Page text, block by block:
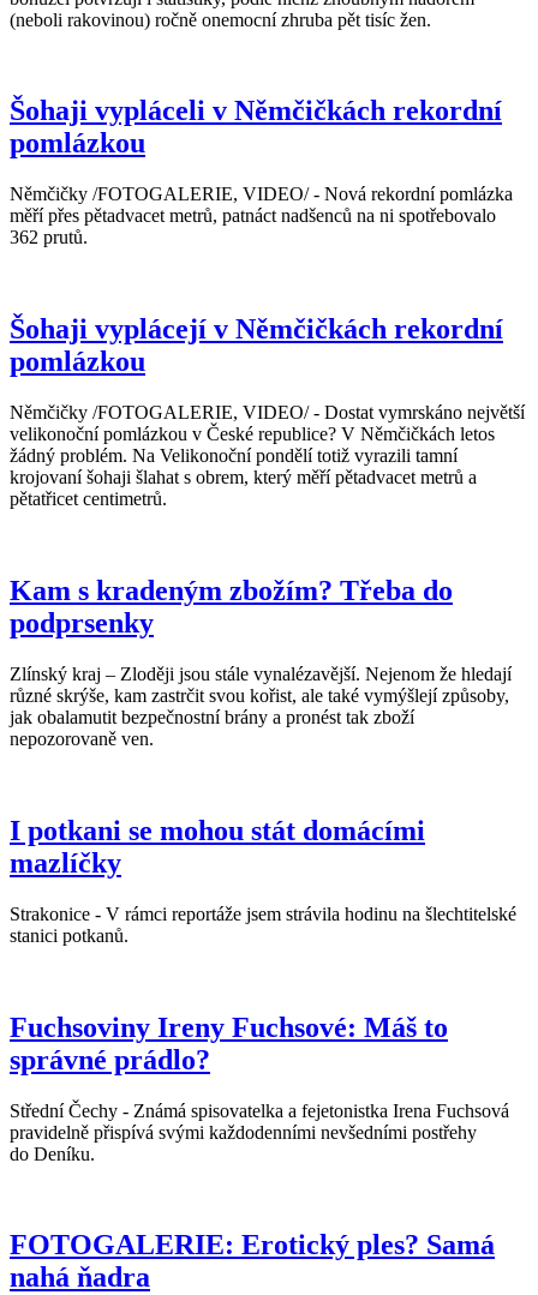
(neboli rakovinou) ročně onemocní zhruba pět tisíc žen.
Šohaji vypláceli v Němčičkách rekordní
pomlázkou
Němčičky /FOTOGALERIE, VIDEO/ - Nová rekordní pomlázka
měří přes pětadvacet metrů, patnáct nadšenců na ni spotřebovalo
362 prutů.
Šohaji vyplácejí v Němčičkách rekordní
pomlázkou
Němčičky /FOTOGALERIE, VIDEO/ - Dostat vymrskáno největší
velikonoční pomlázkou v České republice? V Němčičkách letos
žádný problém. Na Velikonoční pondělí totiž vyrazili tamní
krojovaní šohaji šlahat s obrem, který měří pětadvacet metrů a
pětatřicet centimetrů.
Kam s kradeným zbožím? Třeba do
podprsenky
Zlínský kraj – Zloději jsou stále vynalézavější. Nejenom že hledají
různé skrýše, kam zastrčit svou kořist, ale také vymýšlejí způsoby,
jak obalamutit bezpečnostní brány a pronést tak zboží
nepozorovaně ven.
I potkani se mohou stát domácími
mazlíčky
Strakonice - V rámci reportáže jsem strávila hodinu na šlechtitelské
stanici potkanů.
Fuchsoviny Ireny Fuchsové: Máš to
správné prádlo?
Střední Čechy - Známá spisovatelka a fejetonistka Irena Fuchsová
pravidelně přispívá svými každodenními nevšedními postřehy
do Deníku.
FOTOGALERIE: Erotický ples? Samá
nahá ňadra